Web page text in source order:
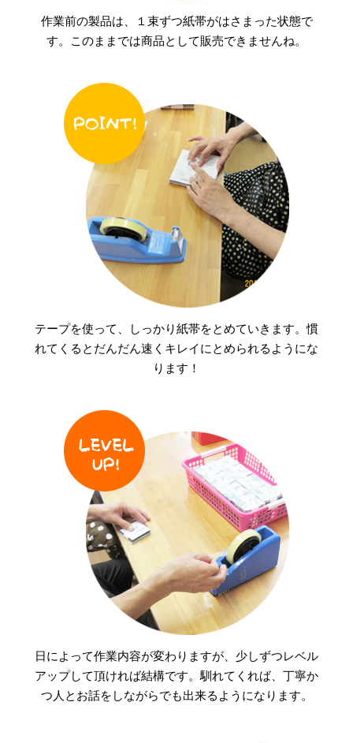
作業前の製品は、１束ずつ紙帯がはさまった状態で
す。このままでは商品として販売できませんね。
テープを使って、しっかり紙帯をとめていきます。慣
れてくるとだんだん速くキレイにとめられるようにな
ります！
日によって作業内容が変わりますが、少しずつレベル
アップして頂ければ結構です。馴れてくれば、丁寧か
つ人とお話をしながらでも出来るようになります。